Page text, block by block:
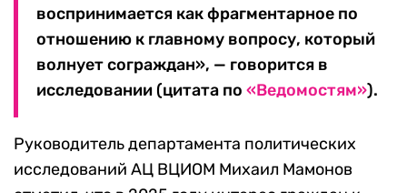
воспринимается как фрагментарное по
отношению к главному вопросу, который
волнует сограждан», — говорится в
исследовании (цитата по «Ведомостям»).
Руководитель департамента политических
исследований АЦ ВЦИОМ Михаил Мамонов